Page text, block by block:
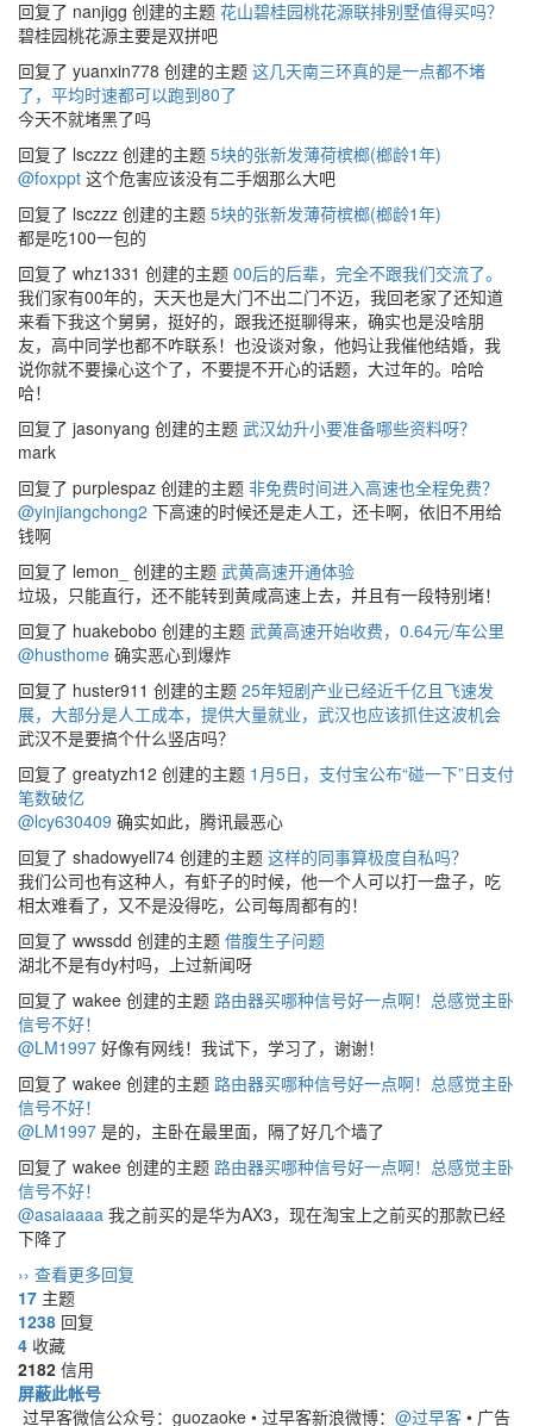
回复了 nanjigg 创建的主题 花山碧桂园桃花源联排别墅值得买吗？
碧桂园桃花源主要是双拼吧
回复了 yuanxin778 创建的主题 这几天南三环真的是一点都不堵
了，平均时速都可以跑到80了
今天不就堵黑了吗
回复了 lsczzz 创建的主题 5块的张新发薄荷槟榔(榔龄1年)
@foxppt 这个危害应该没有二手烟那么大吧
回复了 lsczzz 创建的主题 5块的张新发薄荷槟榔(榔龄1年)
都是吃100一包的
回复了 whz1331 创建的主题 00后的后辈，完全不跟我们交流了。
我们家有00年的，天天也是大门不出二门不迈，我回老家了还知道
来看下我这个舅舅，挺好的，跟我还挺聊得来，确实也是没啥朋
友，高中同学也都不咋联系！也没谈对象，他妈让我催他结婚，我
说你就不要操心这个了，不要提不开心的话题，大过年的。哈哈
哈！
回复了 jasonyang 创建的主题 武汉幼升小要准备哪些资料呀？
mark
回复了 purplespaz 创建的主题 非免费时间进入高速也全程免费？
@yinjiangchong2 下高速的时候还是走人工，还卡啊，依旧不用给
钱啊
回复了 lemon_ 创建的主题 武黄高速开通体验
垃圾，只能直行，还不能转到黄咸高速上去，并且有一段特别堵！
回复了 huakebobo 创建的主题 武黄高速开始收费，0.64元/车公里
@husthome 确实恶心到爆炸
回复了 huster911 创建的主题 25年短剧产业已经近千亿且飞速发
展，大部分是人工成本，提供大量就业，武汉也应该抓住这波机会
武汉不是要搞个什么竖店吗？
回复了 greatyzh12 创建的主题 1月5日，支付宝公布“碰一下”日支付
笔数破亿
@lcy630409 确实如此，腾讯最恶心
回复了 shadowyell74 创建的主题 这样的同事算极度自私吗？
我们公司也有这种人，有虾子的时候，他一个人可以打一盘子，吃
相太难看了，又不是没得吃，公司每周都有的！
回复了 wwssdd 创建的主题 借腹生子问题
湖北不是有dy村吗，上过新闻呀
回复了 wakee 创建的主题 路由器买哪种信号好一点啊！总感觉主卧
信号不好！
@LM1997 好像有网线！我试下，学习了，谢谢！
回复了 wakee 创建的主题 路由器买哪种信号好一点啊！总感觉主卧
信号不好！
@LM1997 是的，主卧在最里面，隔了好几个墙了
回复了 wakee 创建的主题 路由器买哪种信号好一点啊！总感觉主卧
信号不好！
@asaiaaaa 我之前买的是华为AX3，现在淘宝上之前买的那款已经
下降了
›› 查看更多回复
17 主题
1238 回复
4 收藏
2182 信用
屏蔽此帐号
过早客微信公众号：guozaoke • 过早客新浪微博： @过早客 • 广告